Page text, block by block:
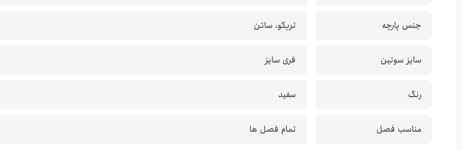
جنس پارچه تریکو، ساتن
سایز سوتین فری سایز
رنگ سفید
مناسب فصل تمام فصل ها